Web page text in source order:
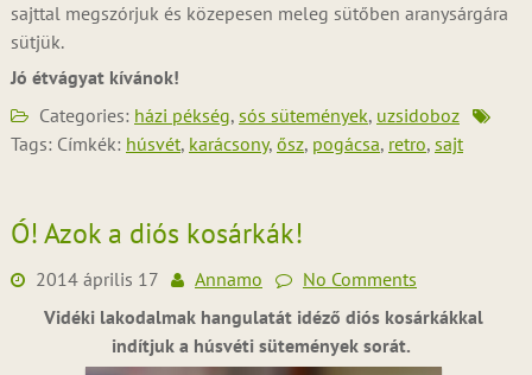
sajttal megszórjuk és közepesen meleg sütőben aranysárgára
sütjük.
Jó étvágyat kívánok!
Categories: házi pékség, sós sütemények, uzsidoboz
Tags: Címkék: húsvét, karácsony, ősz, pogácsa, retro, sajt
Ó! Azok a diós kosárkák!
2014 április 17 Annamo
No Comments
Vidéki lakodalmak hangulatát idéző diós kosárkákkal
indítjuk a húsvéti sütemények sorát.